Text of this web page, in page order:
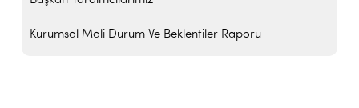
Kurumsal Mali Durum Ve Beklentiler Raporu